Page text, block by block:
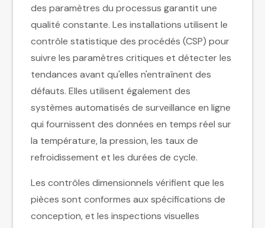
des paramètres du processus garantit une
qualité constante. Les installations utilisent le
contrôle statistique des procédés (CSP) pour
suivre les paramètres critiques et détecter les
tendances avant qu'elles n'entraînent des
défauts. Elles utilisent également des
systèmes automatisés de surveillance en ligne
qui fournissent des données en temps réel sur
la température, la pression, les taux de
refroidissement et les durées de cycle.
Les contrôles dimensionnels vérifient que les
pièces sont conformes aux spécifications de
conception, et les inspections visuelles